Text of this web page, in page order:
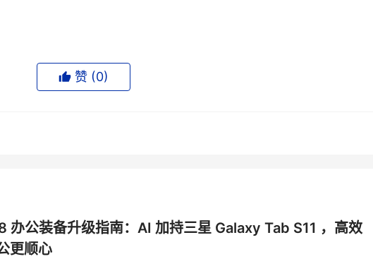
储资源，还有数字化的落后，让很多数据被浪费在故纸堆或者凌乱的数
从不知道自己用户每天通勤所需的时间；一家每年产生50TB影像数据的
年的ICT发展，巨头率先变革，后来者则可以通过上云的方式直接获取巨
可以少走很多弯路。
赞 (0)
办公装备升级指南：AI 加持三星 Galaxy Tab S11 ，高效
更顺心